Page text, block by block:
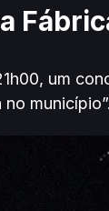
um
município”.